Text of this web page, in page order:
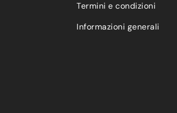
Termini e condizioni
Informazioni generali